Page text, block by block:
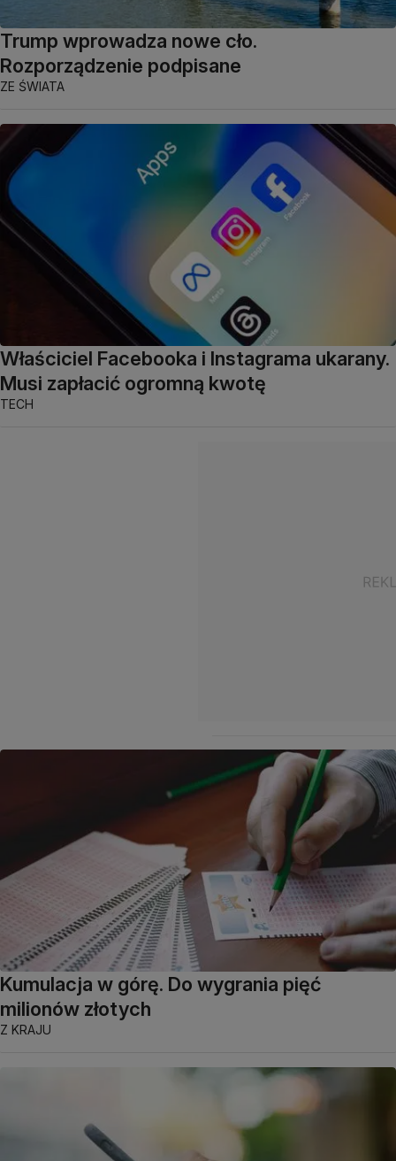
Trump wprowadza nowe cło.
Rozporządzenie podpisane
ZE ŚWIATA
Właściciel Facebooka i Instagrama ukarany.
Musi zapłacić ogromną kwotę
TECH
Kumulacja w górę. Do wygrania pięć
milionów złotych
Z KRAJU